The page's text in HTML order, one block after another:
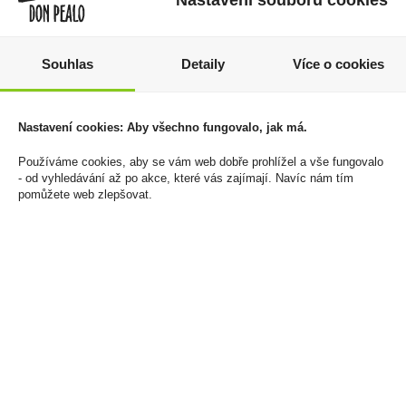
Arctic Click U
950 Kč
Cena za:balení (10 ks)
Sweet Strawberry Ice
260 Kč
Skladem:50 - 100 ks
Souhlas Detaily Více o cookies
Nastavení cookies: Aby všechno fungovalo, jak má.
Používáme cookies, aby se vám web dobře prohlížel a vše fungovalo
- od vyhledávání až po akce, které vás zajímají. Navíc nám tím
pomůžete web zlepšovat.